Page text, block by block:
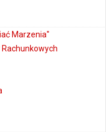
Marzenia"